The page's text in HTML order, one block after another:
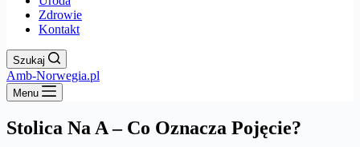
Zdrowie
Kontakt
Szukaj
Amb-Norwegia.pl
Menu
Stolica Na A – Co Oznacza Pojęcie?